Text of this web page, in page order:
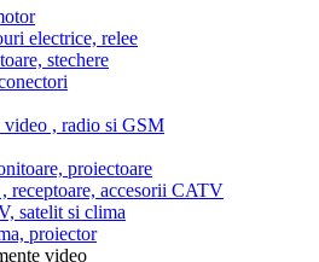
electrice, relee
stechere
, radio si GSM
proiectoare
receptoare, accesorii CATV
satelit si clima
proiector
video